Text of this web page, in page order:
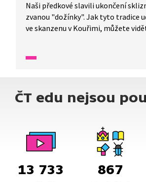
Naši předkové slavili ukončení
zvanou "dožínky". Jak tyto tradice
ve skanzenu v Kouřimi, můžete
ČT edu nejsou
13 733 867